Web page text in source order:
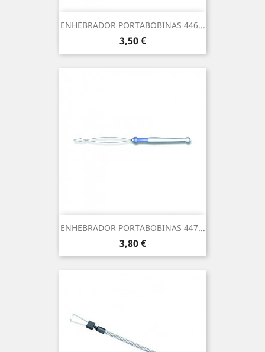
ENHEBRADOR PORTABOBINAS 446...
Precio
3,50 €
ENHEBRADOR PORTABOBINAS 447...
Precio
3,80 €